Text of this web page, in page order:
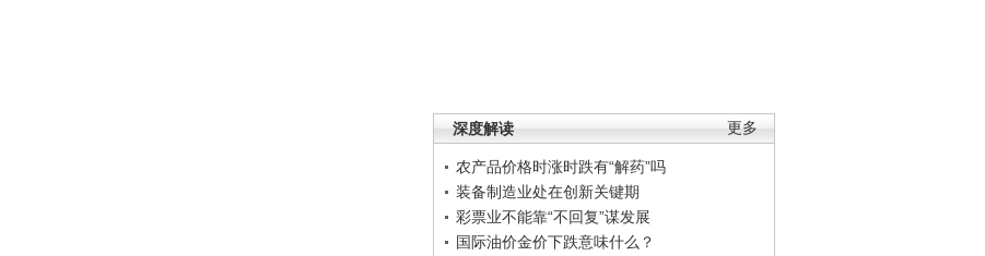
更多
深度解读
农产品价格时涨时跌有“解药”吗
装备制造业处在创新关键期
彩票业不能靠“不回复”谋发展
国际油价金价下跌意味什么？